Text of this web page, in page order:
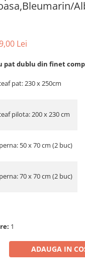
Lei
pat dublu din finet
pat: 230 x 250cm
pilota: 200 x 230 cm
50 x 70 cm (2 buc)
70 x 70 cm (2 buc)
1
ADAUGA IN